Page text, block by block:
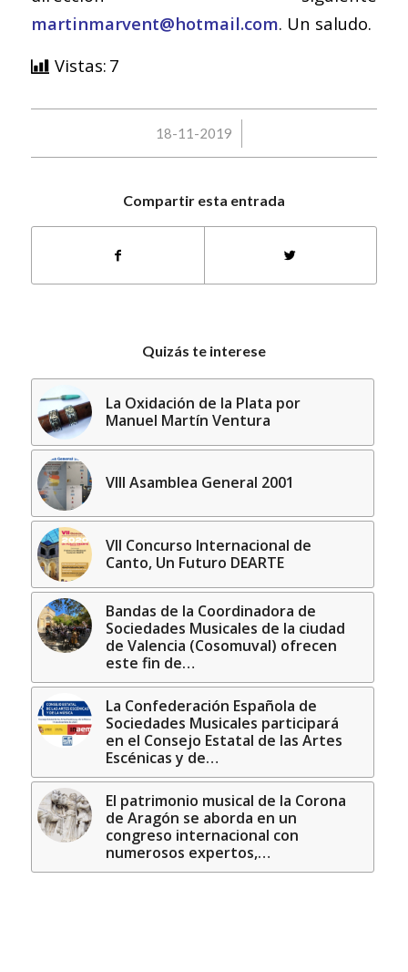
martinmarvent@hotmail.com. Un saludo.
Vistas: 7
18-11-2019
/
Compartir esta entrada
Quizás te interese
La Oxidación de la Plata por
Manuel Martín Ventura
VIII Asamblea General 2001
VII Concurso Internacional de
Canto, Un Futuro DEARTE
Bandas de la Coordinadora de
Sociedades Musicales de la ciudad
de Valencia (Cosomuval) ofrecen
este fin de…
La Confederación Española de
Sociedades Musicales participará
en el Consejo Estatal de las Artes
Escénicas y de…
El patrimonio musical de la Corona
de Aragón se aborda en un
congreso internacional con
numerosos expertos,…